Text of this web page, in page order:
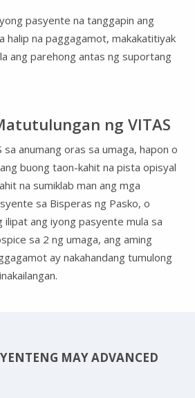
pasyente na tanggapin ang
halip na paggagamot, makakatitiyak
ang parehong antas ng suportang
ng VITAS
sa anumang oras sa umaga, hapon o
buong taon-kahit na pista opisyal
na sumiklab man ang mga
sa Bisperas ng Pasko, o
ilipat ang iyong pasyente mula sa
sa 2 ng umaga, ang aming
ay nakahandang tumulong
MAY ADVANCED